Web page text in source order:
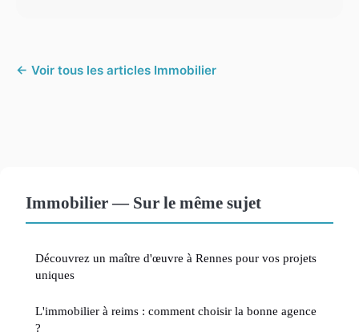
← Voir tous les articles Immobilier
Immobilier — Sur le même sujet
Découvrez un maître d'œuvre à Rennes pour vos projets
uniques
L'immobilier à reims : comment choisir la bonne agence
?